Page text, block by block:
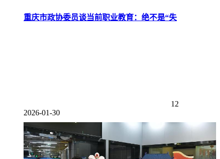
重庆市政协委员谈当前职业教育：绝不是“失
12
2026-01-30